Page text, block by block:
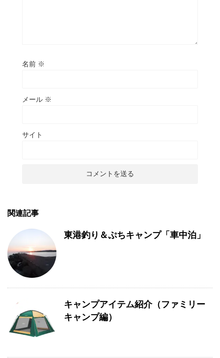
名前 ※
メール ※
サイト
関連記事
東港釣り＆ぷちキャンプ「車中泊」
キャンプアイテム紹介（ファミリー
キャンプ編）